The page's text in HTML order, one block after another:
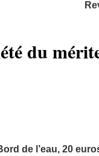
du
de l’eau, 20